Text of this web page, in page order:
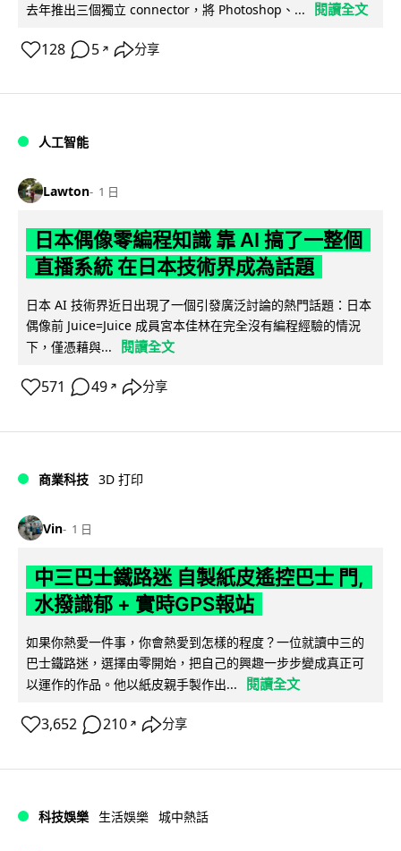
去年推出三個獨立 connector，將 Photoshop、... 閱讀全文
128 5 ↗ 分享
人工智能
Lawton 1 日
日本偶像零編程知識 靠 AI 搞了一整個
直播系統 在日本技術界成為話題
日本 AI 技術界近日出現了一個引發廣泛討論的熱門話題：日本
偶像前 Juice=Juice 成員宮本佳林在完全沒有編程經驗的情況
下，僅憑藉與...
閱讀全文
571 49 ↗ 分享
商業科技 3D 打印
Vin 1 日
中三巴士鐵路迷 自製紙皮遙控巴士 門,
水撥識郁 + 實時GPS報站
如果你熱愛一件事，你會熱愛到怎樣的程度？一位就讀中三的
巴士鐵路迷，選擇由零開始，把自己的興趣一步步變成真正可
以運作的作品。他以紙皮親手製作出...
閱讀全文
3,652 210 ↗ 分享
科技娛樂 生活娛樂 城中熱話